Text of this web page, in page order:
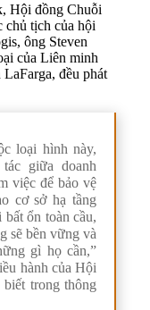
Hội đồng Chuỗi
chủ tịch của hội
ông Steven
của Liên minh
đều phát
loại hình này,
giữa doanh
việc để bảo vệ
cơ sở hạ tầng
ổn toàn cầu,
sẽ bền vững và
gì họ cần,”
hành của Hội
trong thông